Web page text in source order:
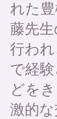
れた
藤先
行わ
で経
どを
激的な